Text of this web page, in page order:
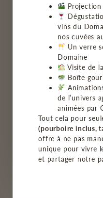
ACCUEIL
LE VIGNOBLE
NOS VINS
BISTRO/
MON COMPTE
FAQ
vins du
nos cuvées
Un verre
Domaine
Visite de
Boîte
de l’univers
animées par
Tout cela pour
(pourboire inclus,
offre à ne pas
unique pour vivre
et partager notre